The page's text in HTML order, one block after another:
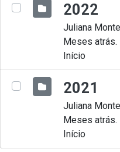
2022
Juliana
Meses atrás.
Início
2021
Juliana
Meses atrás.
Início